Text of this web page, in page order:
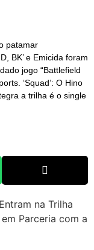
patamar
BK’ e Emicida foram
jogo “Battlefield
‘Squad’: O Hino
a trilha é o single